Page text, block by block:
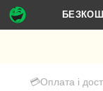
💳Оплата і